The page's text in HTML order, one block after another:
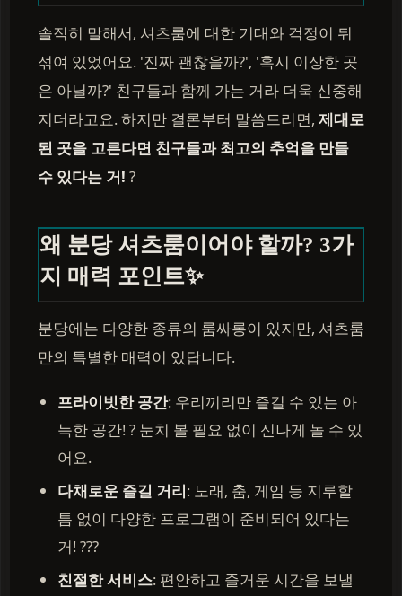
솔직히 말해서, 셔츠룸에 대한 기대와 걱정이 뒤
섞여 있었어요. '진짜 괜찮을까?', '혹시 이상한 곳
은 아닐까?' 친구들과 함께 가는 거라 더욱 신중해
지더라고요. 하지만 결론부터 말씀드리면, 제대로
된 곳을 고른다면 친구들과 최고의 추억을 만들
수 있다는 거! ?
왜 분당 셔츠룸이어야 할까? 3가
지 매력 포인트✨
분당에는 다양한 종류의 룸싸롱이 있지만, 셔츠룸
만의 특별한 매력이 있답니다.
프라이빗한 공간: 우리끼리만 즐길 수 있는 아
늑한 공간! ?️ 눈치 볼 필요 없이 신나게 놀 수 있
어요.
다채로운 즐길 거리: 노래, 춤, 게임 등 지루할
틈 없이 다양한 프로그램이 준비되어 있다는
거! ???
친절한 서비스: 편안하고 즐거운 시간을 보낼